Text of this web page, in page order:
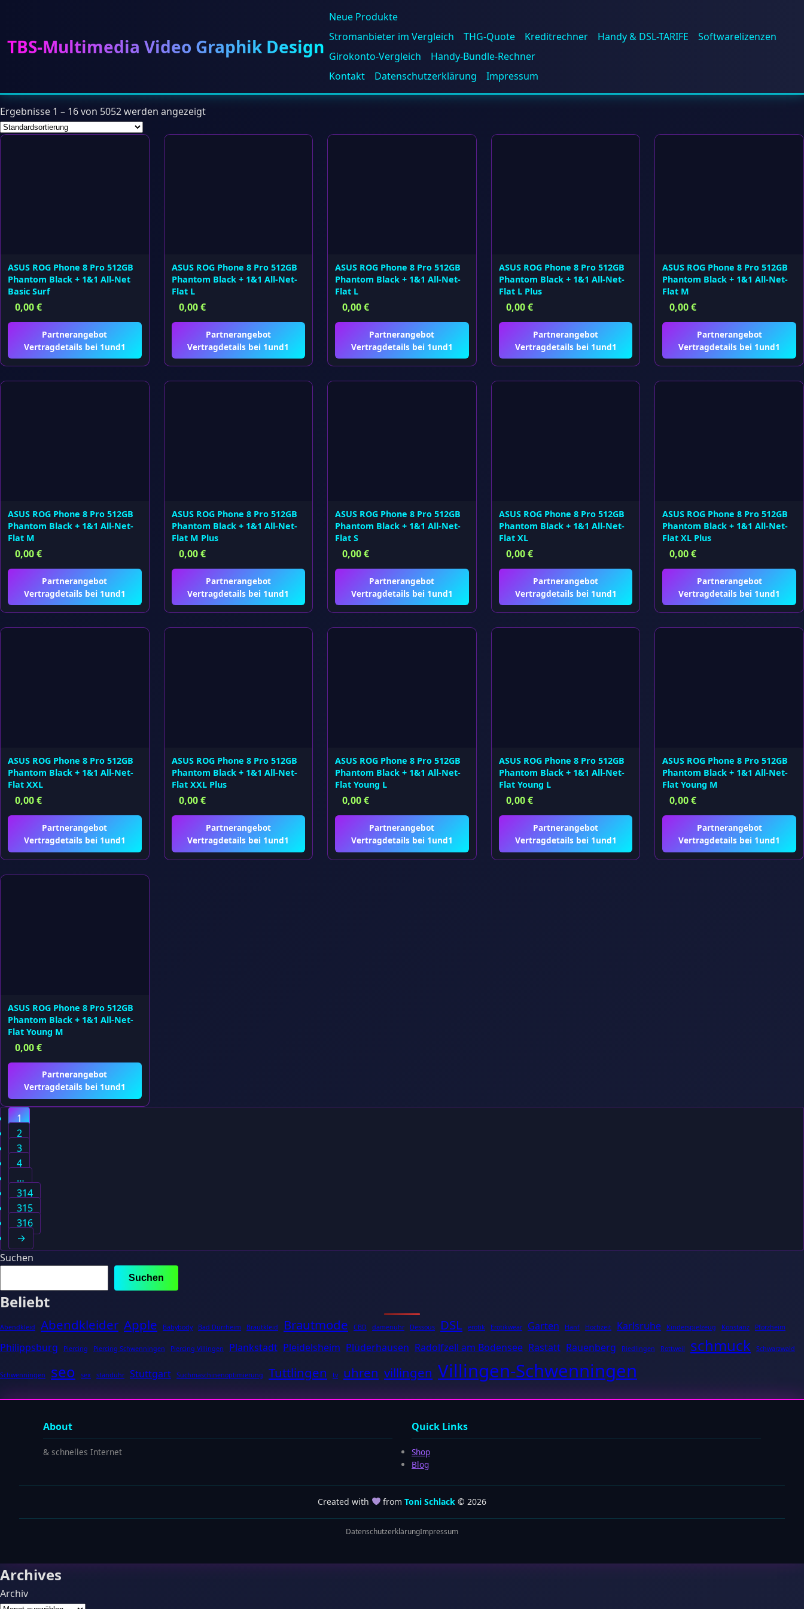
TBS-Multimedia Video Graphik Design
Neue Produkte
Stromanbieter im Vergleich
THG-Quote Kreditrechner Handy & DSL-TARIFE
Softwarelizenzen
Girokonto-Vergleich
Handy-Bundle-Rechner
Kontakt
Datenschutzerklärung Impressum
Ergebnisse 1 – 16 von 5052 werden angezeigt
ASUS ROG Phone 8 Pro 512GB
Phantom Black + 1&1 All-Net
Basic Surf
0,00€
Partnerangebot
Vertragdetails bei 1und1
ASUS ROG Phone 8 Pro 512GB
Phantom Black + 1&1 All-Net-
Flat L
0,00€
Partnerangebot
Vertragdetails bei 1und1
ASUS ROG Phone 8 Pro 512GB
Phantom Black + 1&1 All-Net-
Flat L
0,00€
Partnerangebot
Vertragdetails bei 1und1
ASUS ROG Phone 8 Pro 512GB
Phantom Black + 1&1 All-Net-
Flat L Plus
0,00€
Partnerangebot
Vertragdetails bei 1und1
ASUS ROG Phone 8 Pro 512GB
Phantom Black + 1&1 All-Net-
Flat M
0,00€
Partnerangebot
Vertragdetails bei 1und1
ASUS ROG Phone 8 Pro 512GB
Phantom Black + 1&1 All-Net-
Flat M
0,00€
Partnerangebot
Vertragdetails bei 1und1
ASUS ROG Phone 8 Pro 512GB
Phantom Black + 1&1 All-Net-
Flat M Plus
0,00€
Partnerangebot
Vertragdetails bei 1und1
ASUS ROG Phone 8 Pro 512GB
Phantom Black + 1&1 All-Net-
Flat S
0,00€
Partnerangebot
Vertragdetails bei 1und1
ASUS ROG Phone 8 Pro 512GB
Phantom Black + 1&1 All-Net-
Flat XL
0,00€
Partnerangebot
Vertragdetails bei 1und1
ASUS ROG Phone 8 Pro 512GB
Phantom Black + 1&1 All-Net-
Flat XL Plus
0,00€
Partnerangebot
Vertragdetails bei 1und1
ASUS ROG Phone 8 Pro 512GB
Phantom Black + 1&1 All-Net-
Flat XXL
0,00€
Partnerangebot
Vertragdetails bei 1und1
ASUS ROG Phone 8 Pro 512GB
Phantom Black + 1&1 All-Net-
Flat XXL Plus
0,00€
Partnerangebot
Vertragdetails bei 1und1
ASUS ROG Phone 8 Pro 512GB
Phantom Black + 1&1 All-Net-
Flat Young L
0,00€
Partnerangebot
Vertragdetails bei 1und1
ASUS ROG Phone 8 Pro 512GB
Phantom Black + 1&1 All-Net-
Flat Young L
0,00€
Partnerangebot
Vertragdetails bei 1und1
ASUS ROG Phone 8 Pro 512GB
Phantom Black + 1&1 All-Net-
Flat Young M
0,00€
Partnerangebot
Vertragdetails bei 1und1
ASUS ROG Phone 8 Pro 512GB
Phantom Black + 1&1 All-Net-
Flat Young M
0,00€
Partnerangebot
Vertragdetails bei 1und1
1
2
3
4
…
314
315
316
→
Suchen
Suchen
Beliebt
Abendkleid Abendkleider Apple Babybody Bad Dürrheim Brautkleid Brautmode CBD damenuhr Dessous DSL erotik Erotikwear Garten Hanf Hochzeit Karlsruhe Kinderspielzeug Konstanz Pforzheim
Philippsburg Piercing Piercing Schwenningen Piercing Villingen Plankstadt Pleidelsheim Plüderhausen Radolfzell am Bodensee Rastatt Rauenberg Riedlingen Rottweil schmuck Schwarzwald
Schwenningen seo sex standuhr Stuttgart Suchmaschinenoptimierung Tuttlingen tv uhren villingen Villingen-Schwenningen
About
& schnelles Internet
Quick Links
Shop
Blog
Created with fromToni Schlack © 2026
DatenschutzerklärungImpressum
Archives
Archiv